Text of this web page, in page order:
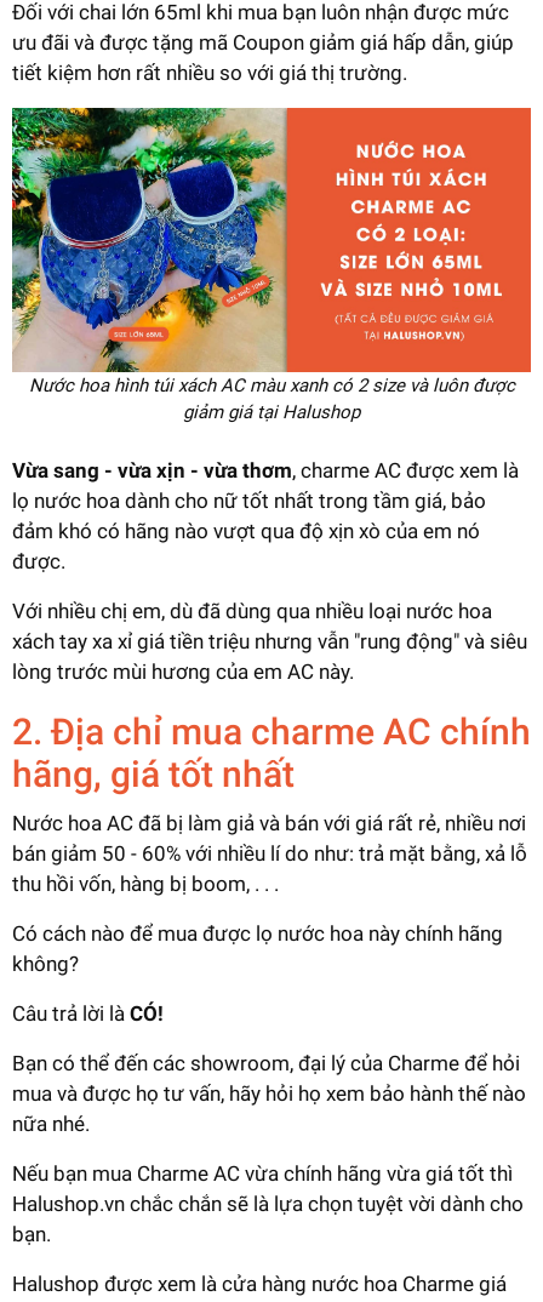
Đối với chai lớn 65ml khi mua bạn luôn nhận được mức
ưu đãi và được tặng mã Coupon giảm giá hấp dẫn, giúp
tiết kiệm hơn rất nhiều so với giá thị trường.
Nước hoa hình túi xách AC màu xanh có 2 size và luôn được
giảm giá tại Halushop
Vừa sang - vừa xịn - vừa thơm, charme AC được xem là
lọ nước hoa dành cho nữ tốt nhất trong tầm giá, bảo
đảm khó có hãng nào vượt qua độ xịn xò của em nó
được.
Với nhiều chị em, dù đã dùng qua nhiều loại nước hoa
xách tay xa xỉ giá tiền triệu nhưng vẫn "rung động" và siêu
lòng trước mùi hương của em AC này.
2. Địa chỉ mua charme AC chính
hãng, giá tốt nhất
Nước hoa AC đã bị làm giả và bán với giá rất rẻ, nhiều nơi
bán giảm 50 - 60% với nhiều lí do như: trả mặt bằng, xả lỗ
thu hồi vốn, hàng bị boom, . . .
Có cách nào để mua được lọ nước hoa này chính hãng
không?
Câu trả lời là CÓ!
Bạn có thể đến các showroom, đại lý của Charme để hỏi
mua và được họ tư vấn, hãy hỏi họ xem bảo hành thế nào
nữa nhé.
Nếu bạn mua Charme AC vừa chính hãng vừa giá tốt thì
Halushop.vn chắc chắn sẽ là lựa chọn tuyệt vời dành cho
bạn.
Halushop được xem là cửa hàng nước hoa Charme giá